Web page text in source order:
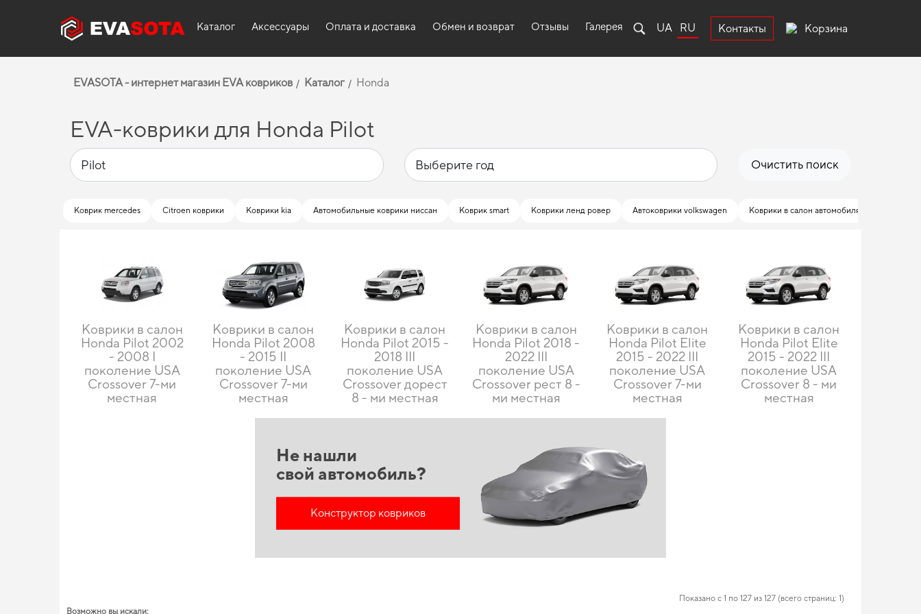
Каталог Аксессуары Оплата и доставка Обмен и возврат Отзывы Галерея UA RU Контакты Корзина
EVASOTA - интернет магазин EVA ковриков Каталог Honda
EVA-коврики для Honda Pilot
Очистить поиск
Коврик mercedes Citroen коврики Коврики kia Автомобильные коврики ниссан Коврик smart Коврики ленд ровер Автоковрики volkswagen Коврики в салон автомобиля ауди
Коврики в салон
Honda Pilot 2002
- 2008 I
поколение USA
Crossover 7-ми
местная
Коврики в салон
Honda Pilot 2008
- 2015 II
поколение USA
Crossover 7-ми
местная
Коврики в салон
Honda Pilot 2015 -
2018 III
поколение USA
Crossover дорест
8 - ми местная
Коврики в салон
Honda Pilot 2018 -
2022 III
поколение USA
Crossover рест 8 -
ми местная
Коврики в салон
Honda Pilot Elite
2015 - 2022 III
поколение USA
Crossover 7-ми
местная
Коврики в салон
Honda Pilot Elite
2015 - 2022 III
поколение USA
Crossover 8 - ми
местная
Не нашли
свой автомобиль?
Конструктор ковриков
Показано с 1 по 127 из 127 (всего страниц: 1)
Возможно вы искали: